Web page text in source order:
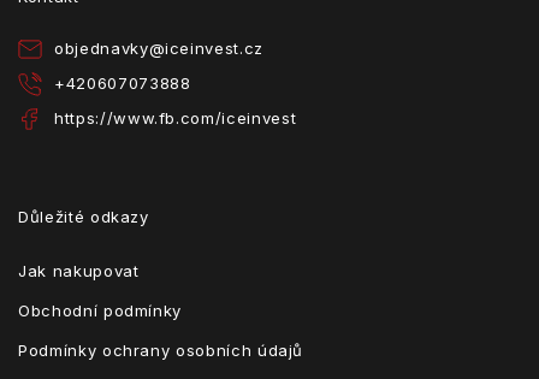
objednavky@iceinvest.cz
+420607073888
https://www.fb.com/iceinvest
Důležité odkazy
Jak nakupovat
Obchodní podmínky
Podmínky ochrany osobních údajů